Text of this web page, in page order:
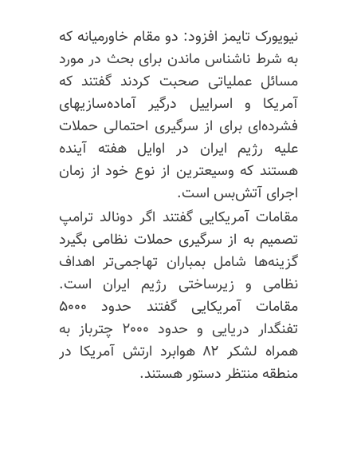
نیویورک تایمز افزود: دو مقام خاورمیانه که
به شرط ناشناس ماندن برای بحث در مورد
مسائل عملیاتی صحبت کردند گفتند که
آمریکا و اسراییل درگیر آماده‌سازیهای
فشرده‌ای برای از سرگیری احتمالی حملات
علیه رژیم ایران در اوایل هفته آینده
هستند که وسیعترین از نوع خود از زمان
اجرای آتش‌بس است.
مقامات آمریکایی گفتند اگر دونالد ترامپ
تصمیم به از سرگیری حملات نظامی بگیرد
گزینه‌ها شامل بمباران تهاجمی‌تر اهداف
نظامی و زیرساختی رژیم ایران است.
مقامات آمریکایی گفتند حدود ۵۰۰۰
تفنگدار دریایی و حدود ۲۰۰۰ چترباز به
همراه لشکر ۸۲ هوابرد ارتش آمریکا در
منطقه منتظر دستور هستند.